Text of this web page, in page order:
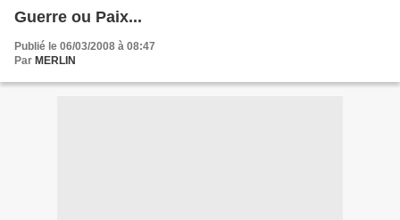
Guerre ou Paix...
Publié le 06/03/2008 à 08:47
Par MERLIN